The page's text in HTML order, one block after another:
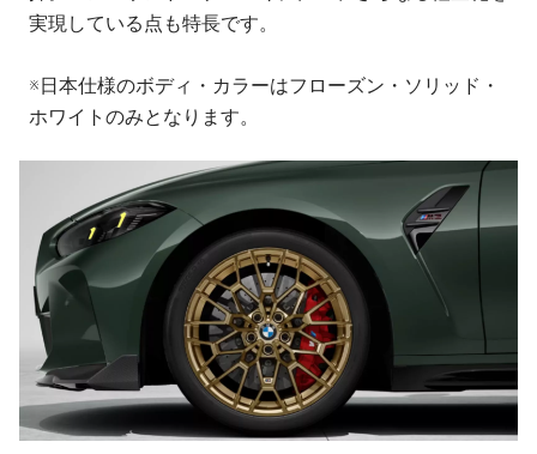
実現している点も特長です。
※日本仕様のボディ・カラーはフローズン・ソリッド・
ホワイトのみとなります。